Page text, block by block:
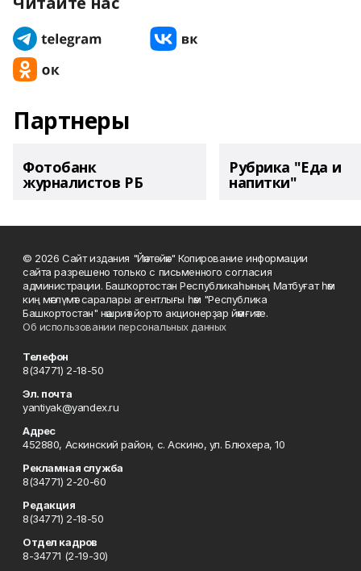
Партнеры
Фотобанк
журналистов РБ
Рубрика "Еда и
напитки"
© 2026 Сайт издания "Йәнтөйәк" Копирование информации
сайта разрешено только с письменного согласия
администрации. Башҡортостан Республикаһының Матбуғат һәм
киң мәғлүмәт саралары агентлығы һәм "Республика
Башкортостан" нәшриәт йорто акционерҙар йәмғиәте.
Об использовании персональных данных
Телефон
8(34771) 2-18-50
Эл. почта
yantiyak@yandex.ru
Адрес
452880, Аскинский район, с. Аскино, ул. Блюхера, 10
Рекламная служба
8(34771) 2-20-60
Редакция
8(34771) 2-18-50
Отдел кадров
8-34771 (2-19-30)